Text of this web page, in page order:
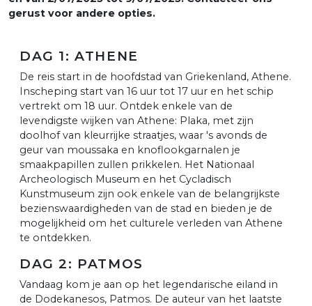
gerust voor andere opties.
DAG 1: ATHENE
De reis start in de hoofdstad van Griekenland, Athene.
Inscheping start van 16 uur tot 17 uur en het schip
vertrekt om 18 uur. Ontdek enkele van de
levendigste wijken van Athene: Plaka, met zijn
doolhof van kleurrijke straatjes, waar 's avonds de
geur van moussaka en knoflookgarnalen je
smaakpapillen zullen prikkelen. Het Nationaal
Archeologisch Museum en het Cycladisch
Kunstmuseum zijn ook enkele van de belangrijkste
bezienswaardigheden van de stad en bieden je de
mogelijkheid om het culturele verleden van Athene
te ontdekken.
DAG 2: PATMOS
Vandaag kom je aan op het legendarische eiland in
de Dodekanesos, Patmos. De auteur van het laatste